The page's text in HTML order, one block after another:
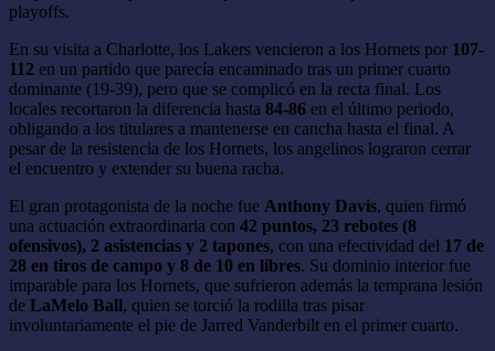
playoffs.
En su visita a Charlotte, los Lakers vencieron a los Hornets por 107-
112 en un partido que parecía encaminado tras un primer cuarto
dominante (19-39), pero que se complicó en la recta final. Los
locales recortaron la diferencia hasta 84-86 en el último periodo,
obligando a los titulares a mantenerse en cancha hasta el final. A
pesar de la resistencia de los Hornets, los angelinos lograron cerrar
el encuentro y extender su buena racha.
El gran protagonista de la noche fue Anthony Davis, quien firmó
una actuación extraordinaria con 42 puntos, 23 rebotes (8
ofensivos), 2 asistencias y 2 tapones, con una efectividad del 17 de
28 en tiros de campo y 8 de 10 en libres. Su dominio interior fue
imparable para los Hornets, que sufrieron además la temprana lesión
de LaMelo Ball, quien se torció la rodilla tras pisar
involuntariamente el pie de Jarred Vanderbilt en el primer cuarto.